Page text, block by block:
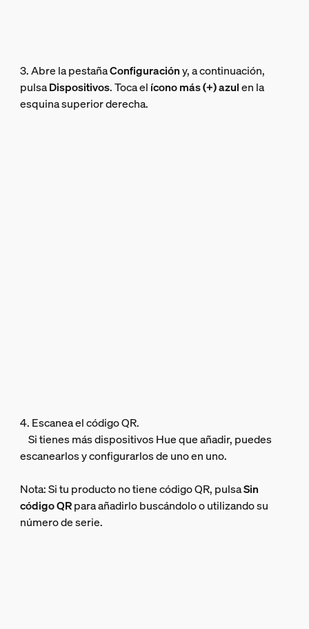
3. Abre la pestañaConfiguracióny, a continuación,
pulsaDispositivos. Toca el ícono más (+) azulen la
esquina superior derecha.
4. Escanea el código QR.
Si tienes más dispositivos Hue que añadir, puedes
escanearlos y configurarlos de uno en uno.
Nota: Si tu producto no tiene código QR, pulsaSin
código QRpara añadirlo buscándolo o utilizando su
número de serie.